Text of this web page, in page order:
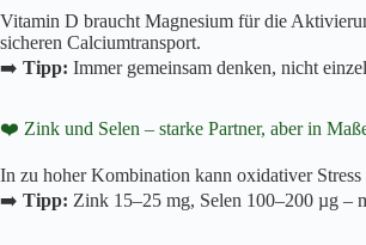
Vitamin D braucht Magnesium für die
sicheren Calciumtransport.
➡️ Tipp: Immer gemeinsam denken, nicht
❤️ Zink und Selen – starke Partner, aber in
In zu hoher Kombination kann oxidativer Stress
➡️ Tipp: Zink 15–25 mg, Selen 100–200 µg –